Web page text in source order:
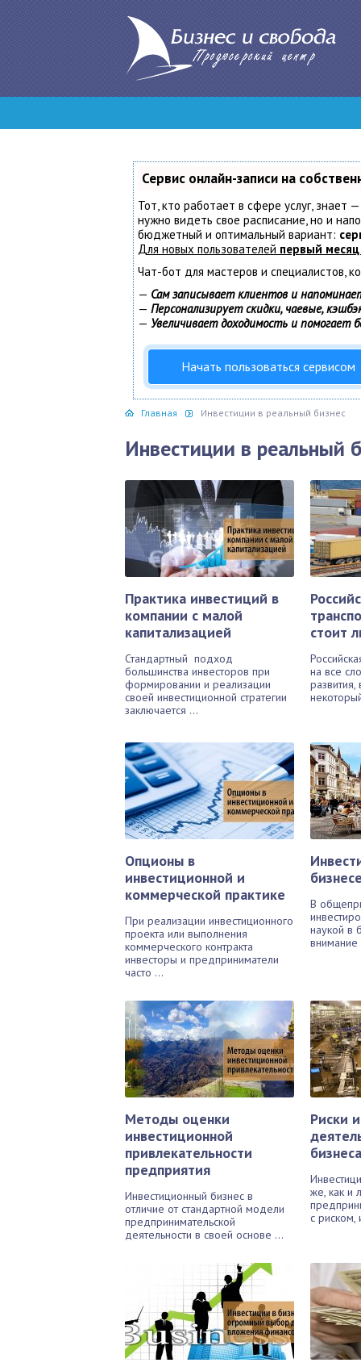
Сервис онлайн-записи на
Тот, кто работает в сфере услуг, знает
нужно видеть свое расписание, но и
бюджетный и оптимальный вариант:
Для новых пользователей первый
Чат-бот для мастеров и специалистов,
— Сам записывает клиентов и
— Персонализирует скидки, чаевые,
— Увеличивает доходимость и помогает
Начать пользоваться сервисом
Главная Инвестиции в реальный бизнес
Инвестиции в реальный
Практика инвестиций в
компании с малой
капитализацией
Стандартный подход
большинства инвесторов при
формировании и реализации
своей инвестиционной стратегии
заключается ...
стоит
на все
Опционы в
инвестиционной и
коммерческой практике
При реализации инвестиционного
проекта или выполнения
коммерческого контракта
инвесторы и предприниматели
часто ...
В
наукой в
внимание
Методы оценки
инвестиционной
привлекательности
предприятия
Инвестиционный бизнес в
отличие от стандартной модели
предпринимательской
деятельности в своей основе ...
Риски
бизнеса
же, как и
с риском,